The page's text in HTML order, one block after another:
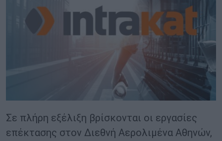
Σε πλήρη εξέλιξη βρίσκονται οι εργασίες
επέκτασης στον Διεθνή Αερολιμένα Αθηνών,